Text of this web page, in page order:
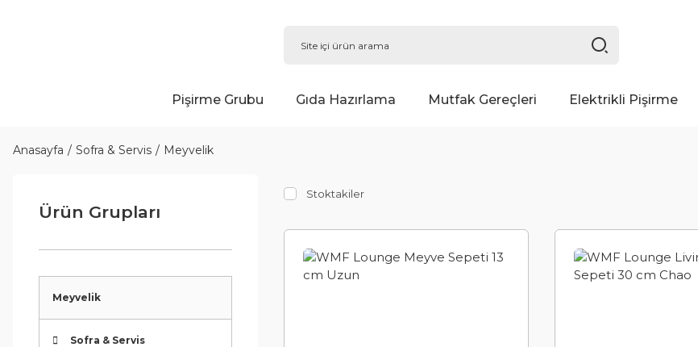
Pişirme Grubu Gıda Hazırlama Mutfak Gereçleri Elektrikli Pişirme
Anasayfa Sofra & Servis Meyvelik
Ürün Grupları
Meyvelik
Sofra & Servis
Stoktakiler